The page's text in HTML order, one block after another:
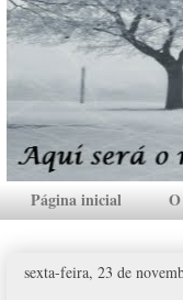
Página inicial
sexta-feira, 23 de